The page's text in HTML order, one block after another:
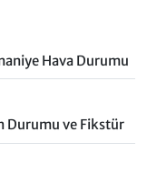
Hava Durumu
Durumu ve Fikstür